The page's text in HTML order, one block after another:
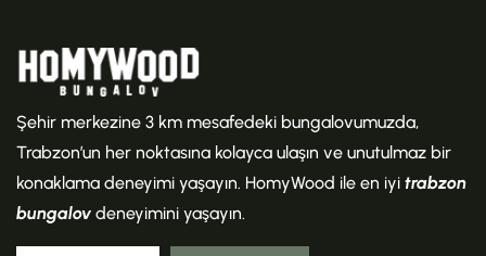
Şehir merkezine 3 km mesafedeki bungalovumuzda,
Trabzon’un her noktasına kolayca ulaşın ve unutulmaz bir
konaklama deneyimi yaşayın. HomyWood ile en iyi trabzon
bungalov deneyimini yaşayın.